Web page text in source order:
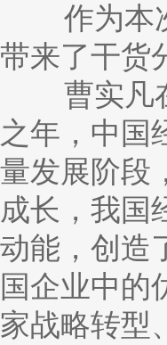
作为本次
带来了干货
曹实凡在
之年，中国
量发展阶段
成长，我国
动能，创造
国企业中的
家战略转型